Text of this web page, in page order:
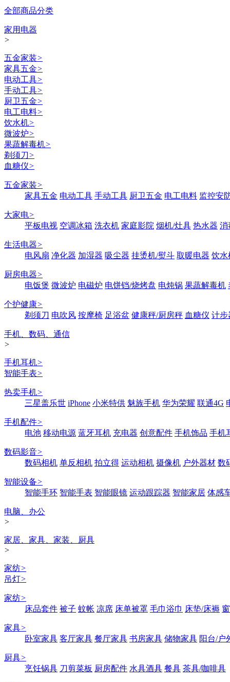
全部商品分类
家用电器
>
五金家装>
家具五金>
电动工具>
手动工具>
厨卫五金>
电工电料>
饮水机>
微波炉>
果蔬解毒机>
剃须刀>
血糖仪>
五金家装>
家具五金 电动工具 手动工具 厨卫五金 电工电料 监控安
大家电>
平板电视 空调冰箱 洗衣机 家庭影院 烟机/灶具 热水器 消
生活电器>
电风扇 净化器 加湿器 吸尘器 挂烫机/熨斗 取暖电器 饮水
厨房电器>
电饭煲 微波炉 电磁炉 电饼铛/烧烤盘 电炖锅 果蔬解毒机
个护健康>
剃须刀 电吹风 按摩椅 足浴盆 健康秤/厨房秤 血糖仪 计步
手机、数码、通信
>
手机耳机>
智能手表>
热卖手机>
三星盖乐世 iPhone 小米特供 魅族手机 华为荣耀 联通4G
手机配件>
电池 移动电源 蓝牙耳机 充电器 创意配件 手机饰品 手机
数码影音>
数码相机 单反相机 拍立得 运动相机 摄像机 户外器材 数
智能设备>
智能手环 智能手表 智能眼镜 运动跟踪器 智能家居 体感
电脑、办公
>
家居、家具、家装、厨具
>
家纺>
吊灯>
家纺>
床品套件 被子 蚊帐 凉席 床单被罩 毛巾浴巾 床垫/床褥
家具>
卧室家具 客厅家具 餐厅家具 书房家具 储物家具 阳台/户
厨具>
烹饪锅具 刀剪菜板 厨房配件 水具酒具 餐具 茶具/咖啡具